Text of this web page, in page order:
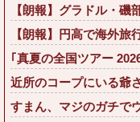
【朗報】グラドル・
【朗報】円高で海外
｢真夏の全国ツアー
近所のコープにいる爺
すまん、マジのガチで